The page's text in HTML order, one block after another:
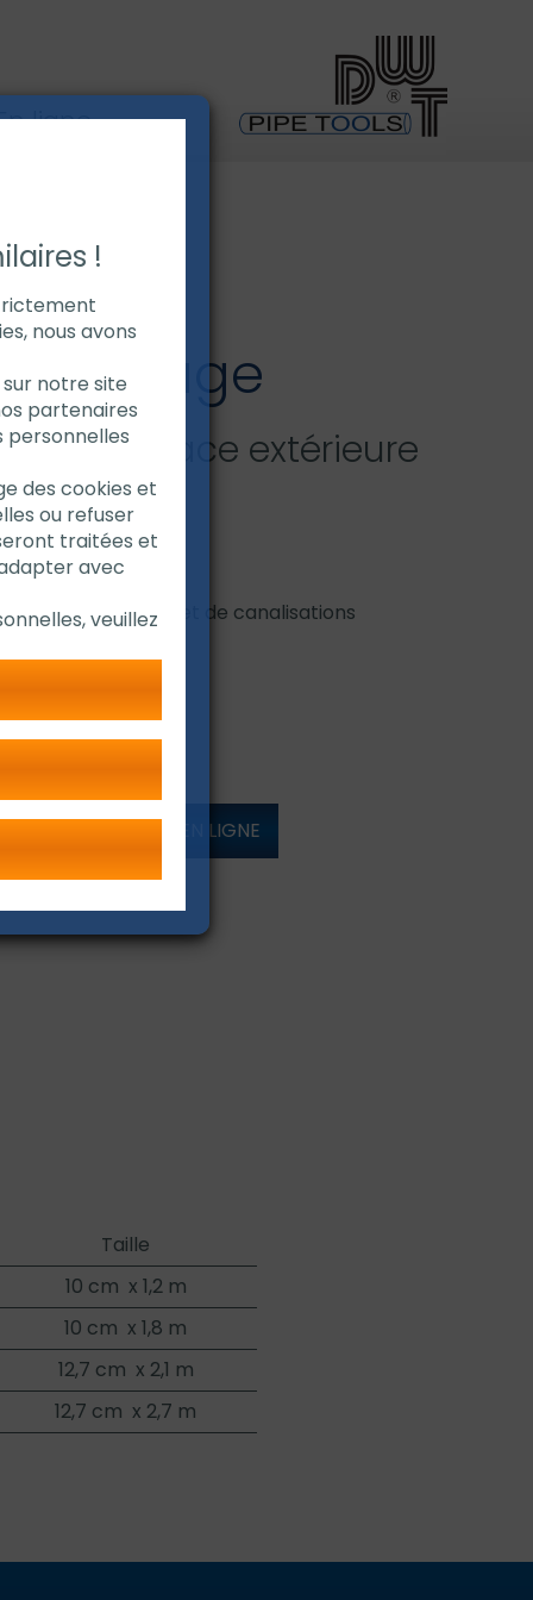
ligne
traçage
la surface extérieure
tube 3 - 12
288°C
externe de tubes et de canalisations
DÉMONSTRATION EN LIGNE
Taille
10 cm x 1,2 m
10 cm x 1,8 m
12,7 cm x 2,1 m
12,7 cm x 2,7 m
!
nous avons
notre site
partenaires
personnelles
des cookies et
ou refuser
traitées et
avec
veuillez